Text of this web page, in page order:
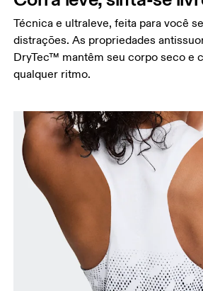
Técnica e ultraleve, feita para você
distrações. As propriedades
DryTec™ mantêm seu corpo seco e
qualquer ritmo.